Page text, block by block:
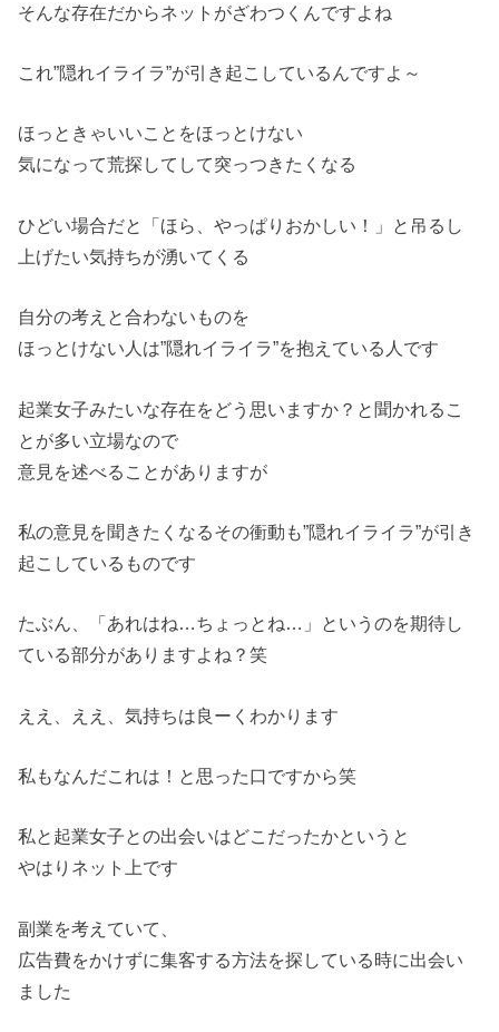
そんな存在だからネットがざわつくんですよね
これ”隠れイライラ”が引き起こしているんですよ～
ほっときゃいいことをほっとけない
気になって荒探してして突っつきたくなる
ひどい場合だと「ほら、やっぱりおかしい！」と吊るし
上げたい気持ちが湧いてくる
自分の考えと合わないものを
ほっとけない人は”隠れイライラ”を抱えている人です
起業女子みたいな存在をどう思いますか？と聞かれるこ
とが多い立場なので
意見を述べることがありますが
私の意見を聞きたくなるその衝動も”隠れイライラ”が引き
起こしているものです
たぶん、「あれはね…ちょっとね…」というのを期待し
ている部分がありますよね？笑
ええ、ええ、気持ちは良ーくわかります
私もなんだこれは！と思った口ですから笑
私と起業女子との出会いはどこだったかというと
やはりネット上です
副業を考えていて、
広告費をかけずに集客する方法を探している時に出会い
ました